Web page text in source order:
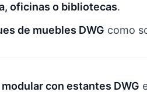
oficinas o bibliotecas.
de muebles DWG como
con estantes DWG